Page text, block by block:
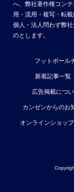
へ、弊社著作権コン
用・流用・複写・転
個人・法人問わず弊
のとします。
フットボール
新着記事一覧
広告掲載につ
カンゼンからのお
オンラインショップ